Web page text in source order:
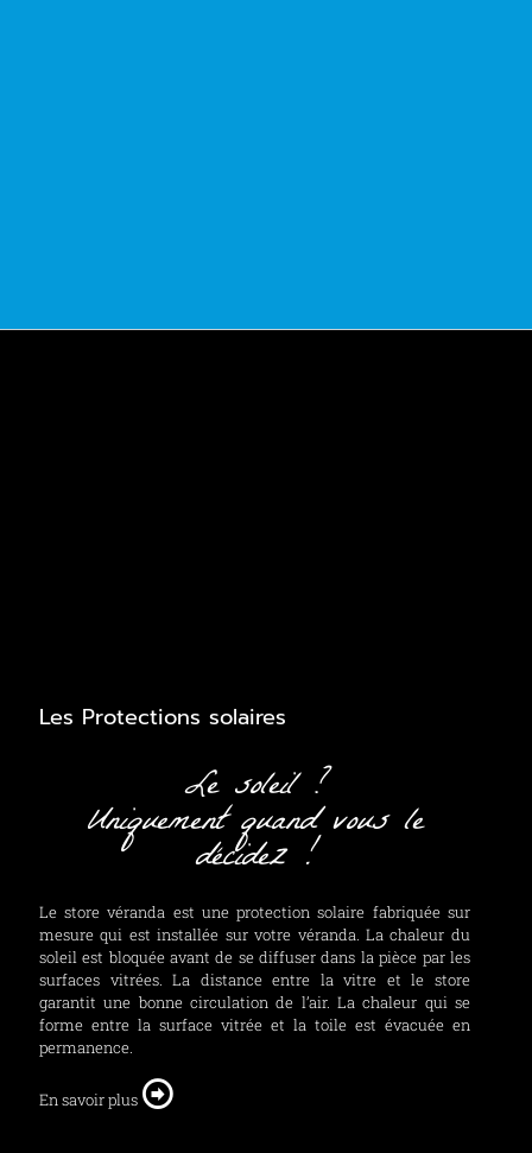
Les Protections solaires
Le soleil ?
Uniquement quand vous le
décidez !
Le store véranda est une protection solaire fabriquée sur
mesure qui est installée sur votre véranda. La chaleur du
soleil est bloquée avant de se diffuser dans la pièce par les
surfaces vitrées. La distance entre la vitre et le store
garantit une bonne circulation de l’air. La chaleur qui se
forme entre la surface vitrée et la toile est évacuée en
permanence.
En savoir plus